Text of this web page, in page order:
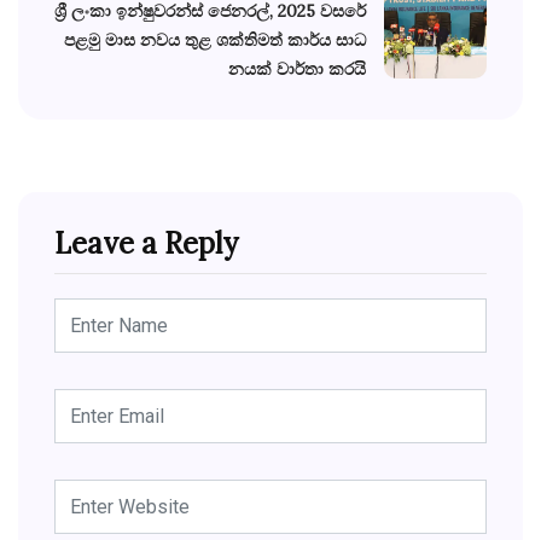
ශ්‍රී ලංකා ඉන්ෂුවරන්ස් ජෙනරල්, 2025 වසරේ
පළමු මාස නවය තුළ ශක්තිමත් කාර්ය සාධ
නයක් වාර්තා කරයි
Leave a Reply